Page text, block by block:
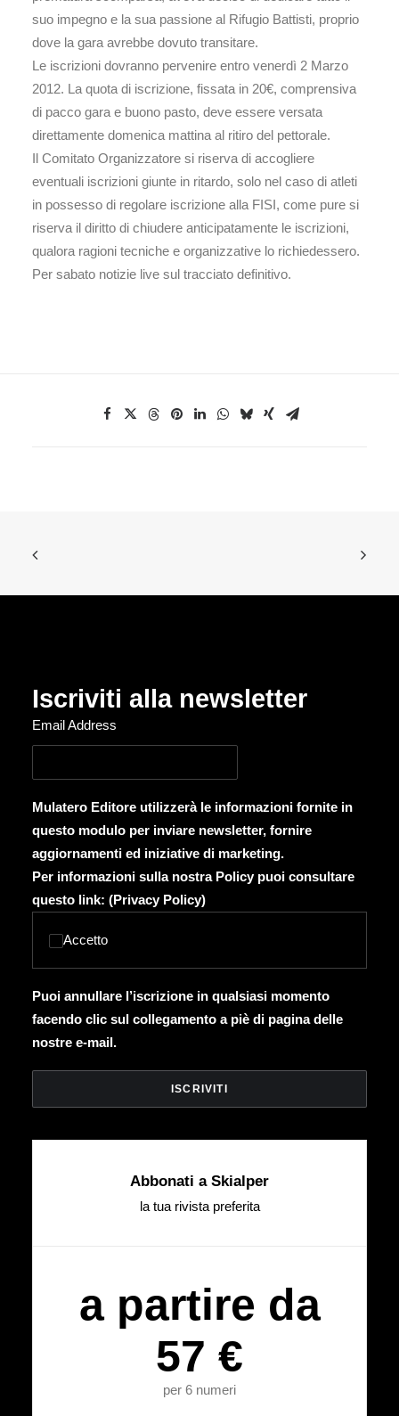
suo impegno e la sua passione al Rifugio Battisti, proprio
dove la gara avrebbe dovuto transitare.
Le iscrizioni dovranno pervenire entro venerdì 2 Marzo
2012. La quota di iscrizione, fissata in 20€, comprensiva
di pacco gara e buono pasto, deve essere versata
direttamente domenica mattina al ritiro del pettorale.
Il Comitato Organizzatore si riserva di accogliere
eventuali iscrizioni giunte in ritardo, solo nel caso di atleti
in possesso di regolare iscrizione alla FISI, come pure si
riserva il diritto di chiudere anticipatamente le iscrizioni,
qualora ragioni tecniche e organizzative lo richiedessero.
Per sabato notizie live sul tracciato definitivo.
Iscriviti alla newsletter
Email Address
Mulatero Editore utilizzerà le informazioni fornite in
questo modulo per inviare newsletter, fornire
aggiornamenti ed iniziative di marketing.
Per informazioni sulla nostra Policy puoi consultare
questo link: (Privacy Policy)
Accetto
Puoi annullare l’iscrizione in qualsiasi momento
facendo clic sul collegamento a piè di pagina delle
nostre e-mail.
Abbonati a Skialper
la tua rivista preferita
a partire da
57 €
per 6 numeri